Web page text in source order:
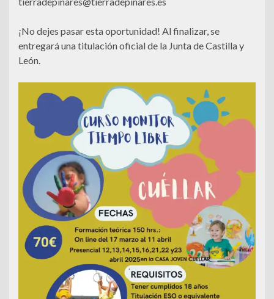
¡No dejes pasar esta oportunidad! Al finalizar, se
entregará una titulación oficial de la Junta de Castilla y
León.